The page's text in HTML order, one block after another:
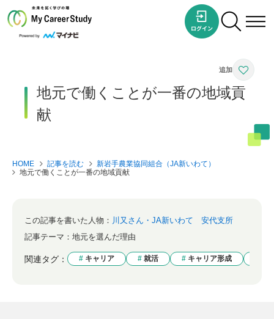
地元で働くことが一番の地域貢
献
HOME 記事を読む
新岩手農業協同組合（JA新いわて）
地元で働くことが一番の地域貢献
この記事を書いた人物： 川又さん・JA新いわて 安代支所
記事テーマ： 地元を選んだ理由
関連タグ： キャリア 就活 キャリア形成